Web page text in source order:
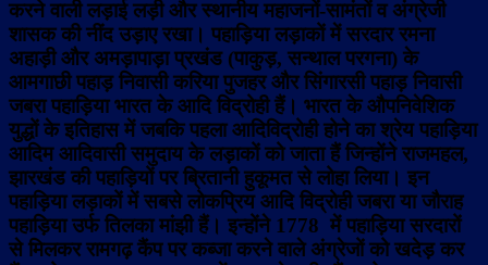
करने वाली लड़ाई लड़ी और स्थानीय महाजनों-सामंतों व अंग्रेजी
शासक की नींद उड़ाए रखा। पहाड़िया लड़ाकों में सरदार रमना
अहाड़ी और अमड़ापाड़ा प्रखंड (पाकुड़, सन्थाल परगना) के
आमगाछी पहाड़ निवासी करिया पुजहर और सिंगारसी पहाड़ निवासी
जबरा पहाड़िया भारत के आदि विद्रोही हैं। भारत के औपनिवेशिक
युद्धों के इतिहास में जबकि पहला आदिविद्रोही होने का श्रेय पहाड़िया
आदिम आदिवासी समुदाय के लड़ाकों को जाता हैं जिन्होंने राजमहल,
झारखंड की पहाड़ियों पर ब्रितानी हुकूमत से लोहा लिया। इन
पहाड़िया लड़ाकों में सबसे लोकप्रिय आदि विद्रोही जबरा या जौराह
पहाड़िया उर्फ तिलका मांझी हैं। इन्होंने 1778 में पहाड़िया सरदारों
से मिलकर रामगढ़ कैंप पर कब्जा करने वाले अंग्रेजों को खदेड़ कर